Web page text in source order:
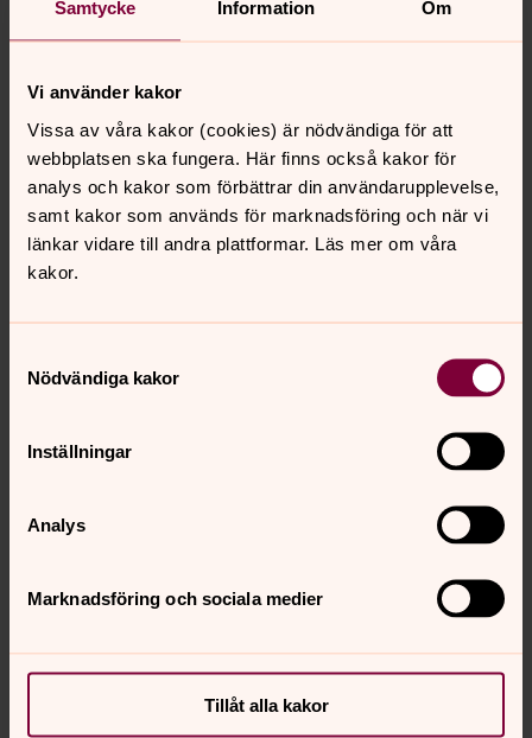
Samtycke Information Om
Vi använder kakor
Vissa av våra kakor (cookies) är nödvändiga för att
webbplatsen ska fungera. Här finns också kakor för
analys och kakor som förbättrar din användarupplevelse,
samt kakor som används för marknadsföring och när vi
länkar vidare till andra plattformar. Läs mer om våra
kakor.
Nödvändiga kakor
Inställningar
Analys
Marknadsföring och sociala medier
Tillåt alla kakor
Gerd Simonsdotter
018-30 47 25
Senast ändrad 16 juni 2026
Synpunkter eller frågor på sidans